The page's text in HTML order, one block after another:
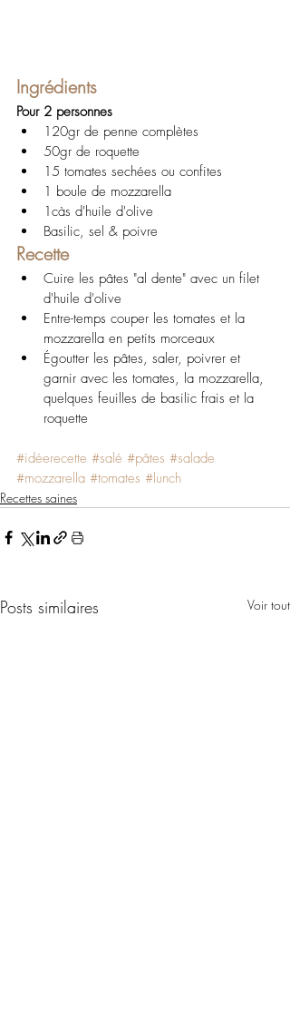
Ingrédients
Pour 2 personnes
120gr de penne complètes
50gr de roquette
15 tomates sechées ou confites
1 boule de mozzarella
1càs d'huile d'olive
Basilic, sel & poivre
Recette
Cuire les pâtes "al dente" avec un filet
d'huile d'olive
Entre-temps couper les tomates et la
mozzarella en petits morceaux
Égoutter les pâtes, saler, poivrer et
garnir avec les tomates, la mozzarella,
quelques feuilles de basilic frais et la
roquette
#idéerecette #salé #pâtes #salade
#mozzarella #tomates #lunch
Recettes saines
Posts similaires Voir tout